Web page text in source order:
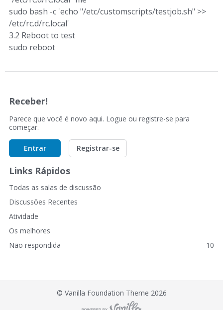
sudo bash -c 'echo "/etc/customscripts/testjob.sh" >>
/etc/rc.d/rc.local'
3.2 Reboot to test
sudo reboot
Receber!
Parece que você é novo aqui. Logue ou registre-se para
começar.
Entrar Registrar-se
Links Rápidos
Todas as salas de discussão
Discussões Recentes
Atividade
Os melhores
Não respondida
10